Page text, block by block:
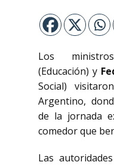
Los
(Educación) y
Social)
Argentino,
de la jornada
comedor que
Las